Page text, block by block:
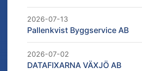
2026-07-13
Pallenkvist Byggservice AB
2026-07-02
DATAFIXARNA VÄXJÖ AB